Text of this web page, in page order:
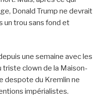
Donald Trump ne devrait
un trou sans fond et
une semaine avec les
clown de la Maison-
despote du Kremlin ne
impérialistes.